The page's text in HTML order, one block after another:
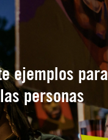
ejemplos para
personas